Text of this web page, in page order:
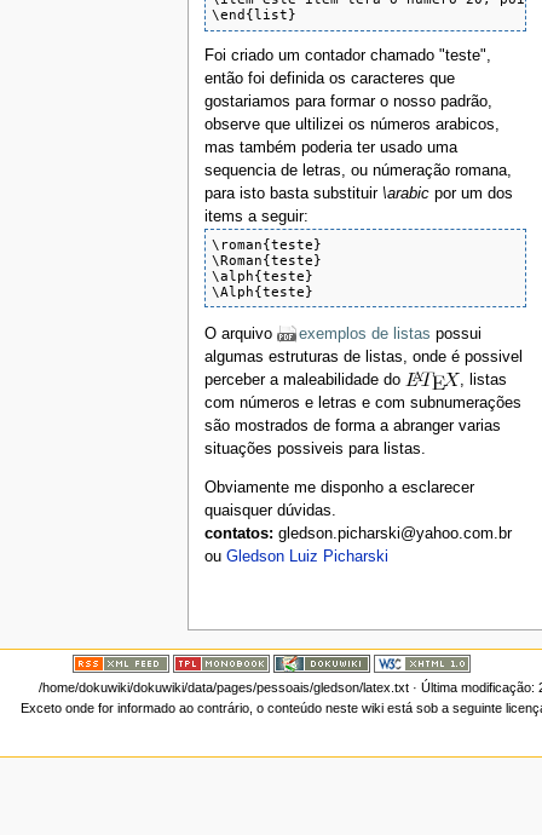
\end{list}
Foi criado um contador chamado "teste",
então foi definida os caracteres que
gostariamos para formar o nosso padrão,
observe que ultilizei os números arabicos,
mas também poderia ter usado uma
sequencia de letras, ou númeração romana,
para isto basta substituir \arabicpor um dos
items a seguir:
\roman{teste}
\Roman{teste}
\alph{teste}
\Alph{teste}
O arquivo exemplos de listas possui
algumas estruturas de listas, onde é possivel
perceber a maleabilidade do
, listas
com números e letras e com subnumerações
são mostrados de forma a abranger varias
situações possiveis para listas.
Obviamente me disponho a esclarecer
quaisquer dúvidas.
contatos: gledson.picharski@yahoo.com.br
ou Gledson Luiz Picharski
/home/dokuwiki/dokuwiki/data/pages/pessoais/gledson/latex.txt· Última modificação:
Exceto onde for informado ao contrário, o conteúdo neste wiki está sob a seguinte